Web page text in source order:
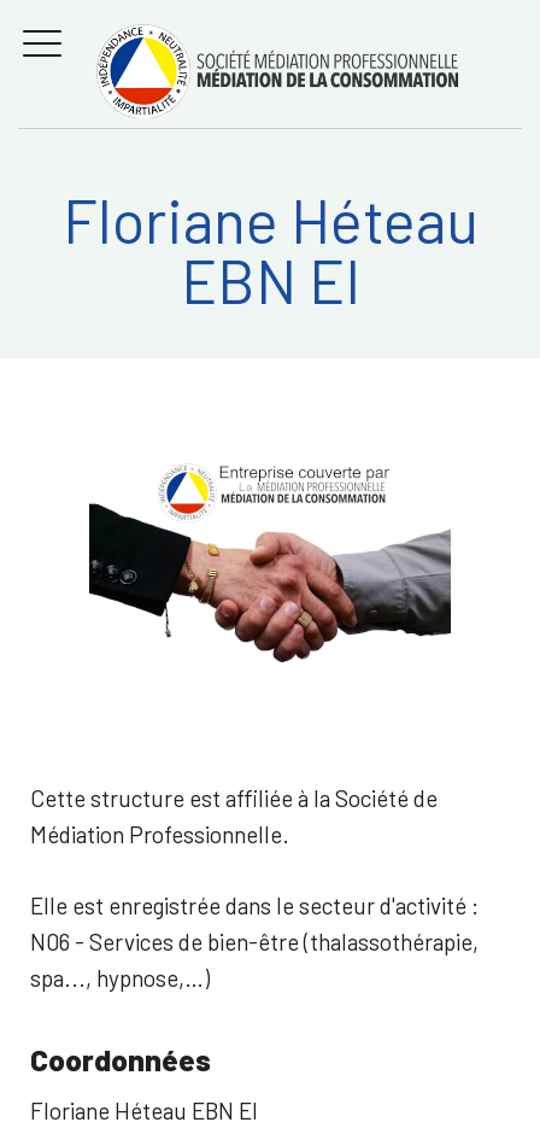
Régler les litiges
entre
consommateurs et
professionnels avec
la médiation de la
consommation
MENU
Recherche
Floriane Héteau
EBN EI
Cette structure est affiliée à la Société de
Médiation Professionnelle.
Elle est enregistrée dans le secteur d'activité :
N06 - Services de bien-être (thalassothérapie,
spa..., hypnose,…)
Coordonnées
Floriane Héteau EBN EI